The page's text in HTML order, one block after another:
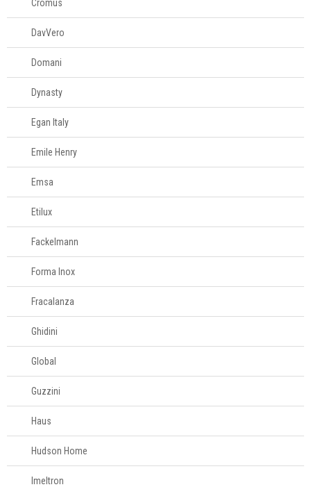
Cromus
DavVero
Domani
Dynasty
Egan Italy
Emile Henry
Emsa
Etilux
Fackelmann
Forma Inox
Fracalanza
Ghidini
Global
Guzzini
Haus
Hudson Home
Imeltron